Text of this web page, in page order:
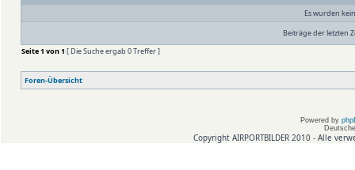
Es wurden
Beiträge der letzten
Seite1 von1 [ Die Suche ergab 0 Treffer ]
Foren-Übersicht
Powered by
Copyright AIRPORTBILDER 2010 - Alle